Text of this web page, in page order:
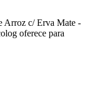
Arroz c/ Erva Mate -
oferece para